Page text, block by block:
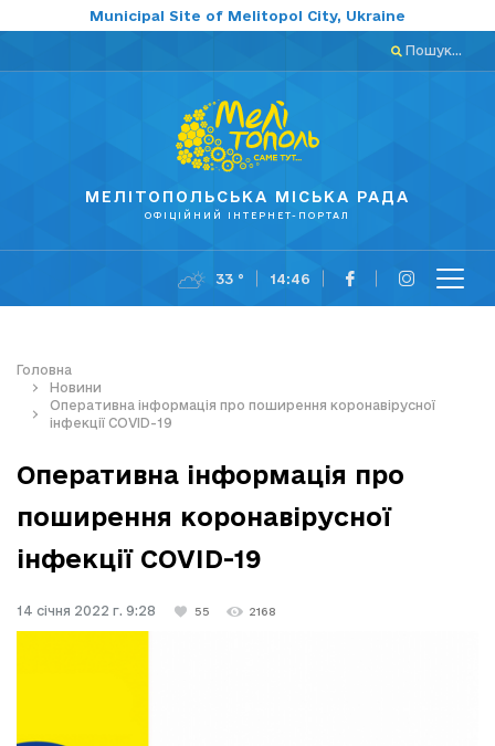
Municipal Site of Melitopol City, Ukraine
Пошук...
МЕЛІТОПОЛЬСЬКА МІСЬКА РАДА
ОФІЦІЙНИЙ ІНТЕРНЕТ-ПОРТАЛ
33 ° 14:46
Головна
Новини
Оперативна інформація про поширення коронавірусної
інфекції COVID-19
Оперативна інформація про
поширення коронавірусної
інфекції COVID-19
14 січня 2022 г. 9:28 55 2168